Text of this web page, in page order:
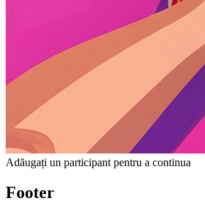
Adăugați un participant pentru a continua
Footer